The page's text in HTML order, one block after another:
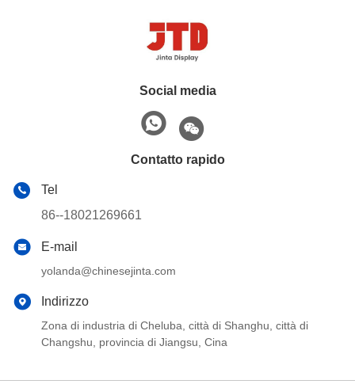
Social media
Contatto rapido
Tel
86--18021269661
E-mail
yolanda@chinesejinta.com
Indirizzo
Zona di industria di Cheluba, città di Shanghu, città di
Changshu, provincia di Jiangsu, Cina